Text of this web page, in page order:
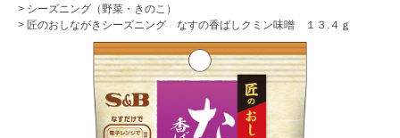
> シーズニング（野菜・きのこ）
> 匠のおしながきシーズニング なすの香ばしクミン味噌 １３.４ｇ